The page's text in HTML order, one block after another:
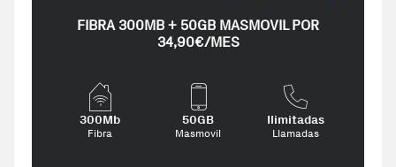
FIBRA 300MB + 50GB MASMOVIL POR
34,90€/MES
300Mb
Fibra
50GB
Masmovil
Ilimitadas
Llamadas